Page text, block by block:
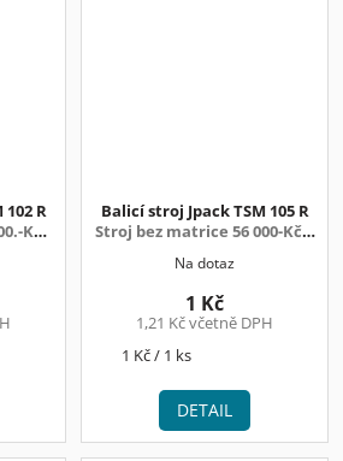
R
Kč +
Balicí stroj Jpack TSM 105 R
Stroj bez matrice 56 000-Kč +
Na dotaz
1,21 Kč včetně DPH
1 Kč
Měrná
1 Kč / 1 ks
DETAIL